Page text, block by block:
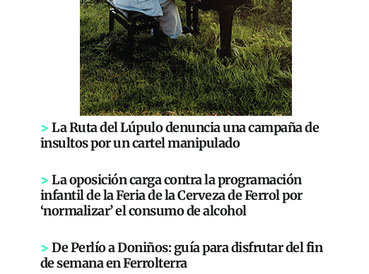
> La Ruta del Lúpulo denuncia una campaña de
insultos por un cartel manipulado
> La oposición carga contra la programación
infantil de la Feria de la Cerveza de Ferrol por
‘normalizar’ el consumo de alcohol
> De Perlío a Doniños: guía para disfrutar del fin
de semana en Ferrolterra